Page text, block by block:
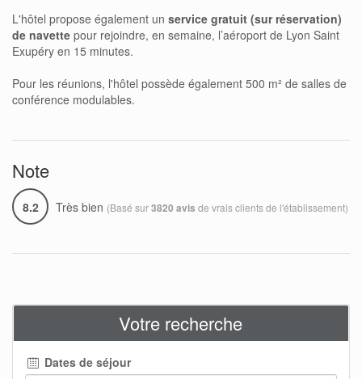
L'hôtel propose également un service gratuit (sur réservation)
de navette pour rejoindre, en semaine, l’aéroport de Lyon Saint
Exupéry en 15 minutes.
Pour les réunions, l'hôtel possède également 500 m² de salles de
conférence modulables.
Note
8.2 Très bien (Basé sur3820 avis de vrais clients de l'établissement)
Votre recherche
Dates de séjour